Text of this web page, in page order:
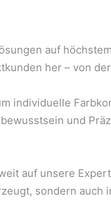
auf
her – von
individuelle
und
auf unsere
sondern auch